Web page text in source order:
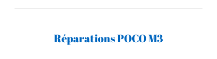
Réparations POCO M3